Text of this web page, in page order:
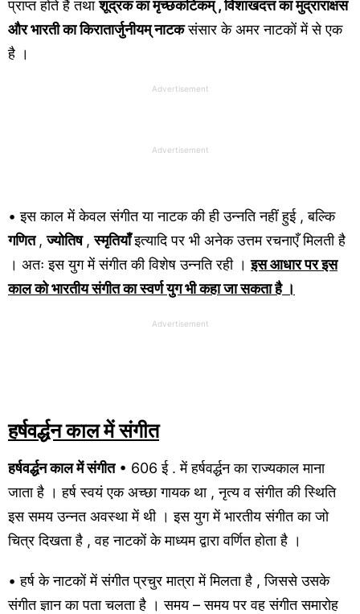
प्राप्त होते हैं तथाशूद्रक का मृच्छकटिकम् , विशाखदत्त का मुद्राराक्षस
और भारती का किरातार्जुनीयम् नाटकसंसार के अमर नाटकों में से एक
है ।
Advertisement
Advertisement
• इस काल में केवल संगीत या नाटक की ही उन्नति नहीं हुई , बल्कि
गणित ,ज्योतिष ,स्मृतियाँइत्यादि पर भी अनेक उत्तम रचनाएँ मिलती है
। अतः इस युग में संगीत की विशेष उन्नति रही ।इस आधार पर इस
काल को भारतीय संगीत का स्वर्ण युग भी कहा जा सकता है ।
Advertisement
हर्षवर्द्धन काल में संगीत
हर्षवर्द्धन काल में संगीत• 606 ई . में हर्षवर्द्धन का राज्यकाल माना
जाता है । हर्ष स्वयं एक अच्छा गायक था , नृत्य व संगीत की स्थिति
इस समय उन्नत अवस्था में थी । इस युग में भारतीय संगीत का जो
चित्र दिखता है , वह नाटकों के माध्यम द्वारा वर्णित होता है ।
• हर्ष के नाटकों में संगीत प्रचुर मात्रा में मिलता है , जिससे उसके
संगीत ज्ञान का पता चलता है । समय – समय पर वह संगीत समारोह